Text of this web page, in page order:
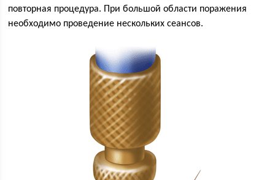
повторная процедура. При большой области поражения
необходимо проведение нескольких сеансов.